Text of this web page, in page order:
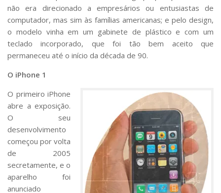
não era direcionado a empresários ou entusiastas de
computador, mas sim às famílias americanas; e pelo design,
o modelo vinha em um gabinete de plástico e com um
teclado incorporado, que foi tão bem aceito que
permaneceu até o início da década de 90.
O iPhone 1
O primeiro iPhone
abre a exposição.
O seu
desenvolvimento
começou por volta
de 2005
secretamente, e o
aparelho foi
anunciado